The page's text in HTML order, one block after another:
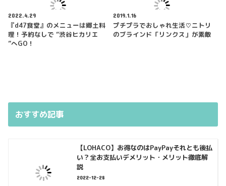
2022.4.29
『d47食堂』のメニューは郷土料
理！予約なしで “渋谷ヒカリエ
”へGO！
2019.1.16
プチプラでおしゃれ生活♡ニトリ
のブラインド「リンクス」が素敵
おすすめ記事
【LOHACO】お得なのはPayPayそれとも後払
い？全お支払いデメリット・メリット徹底解
説
2022-12-28